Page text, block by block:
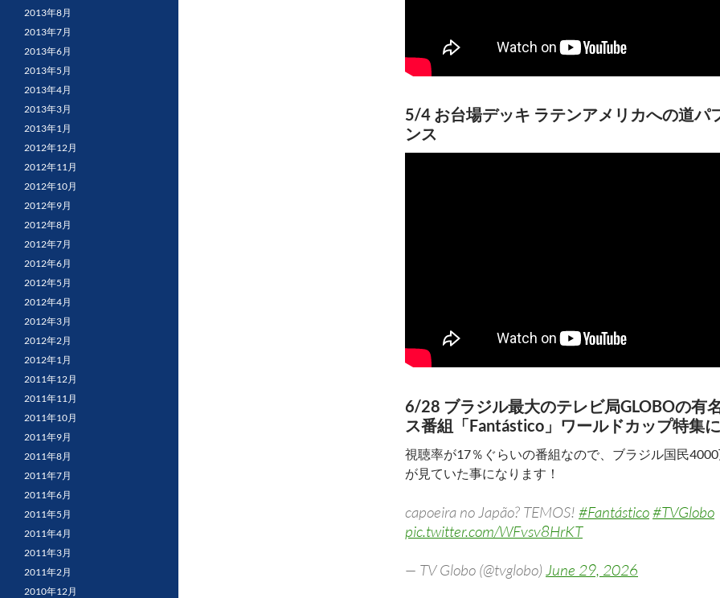
5/4 お台場デッキ ラテンアメリカへの道パ
ンス
6/28 ブラジル最大のテレビ局GLOBOの有
ス番組「Fantástico」ワールドカップ特集
視聴率が17％ぐらいの番組なので、ブラジル国民
が見ていた事になります！
capoeira no Japão? TEMOS! #Fantástico#TVGlobo
pic.twitter.com/WFvsv8HrKT
— TV Globo (@tvglobo) June 29, 2026
2013年8月
2013年7月
2013年6月
2013年5月
2013年4月
2013年3月
2013年1月
2012年12月
2012年11月
2012年10月
2012年9月
2012年8月
2012年7月
2012年6月
2012年5月
2012年4月
2012年3月
2012年2月
2012年1月
2011年12月
2011年11月
2011年10月
2011年9月
2011年8月
2011年7月
2011年6月
2011年5月
2011年4月
2011年3月
2011年2月
2010年12月